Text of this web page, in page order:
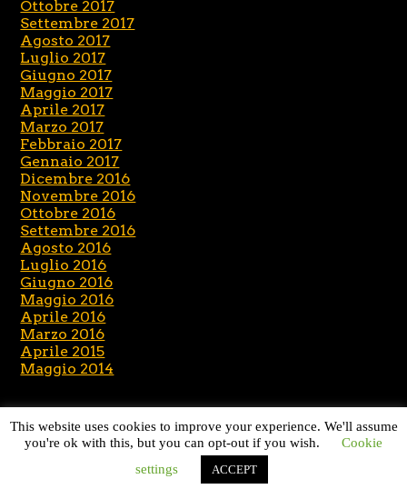
Ottobre 2017
Settembre 2017
Agosto 2017
Luglio 2017
Giugno 2017
Maggio 2017
Aprile 2017
Marzo 2017
Febbraio 2017
Gennaio 2017
Dicembre 2016
Novembre 2016
Ottobre 2016
Settembre 2016
Agosto 2016
Luglio 2016
Giugno 2016
Maggio 2016
Aprile 2016
Marzo 2016
Aprile 2015
Maggio 2014
CATEGORIE
This website uses cookies to improve your experience. We'll assume
you're ok with this, but you can opt-out if you wish.
Cookie
settings
ACCEPT